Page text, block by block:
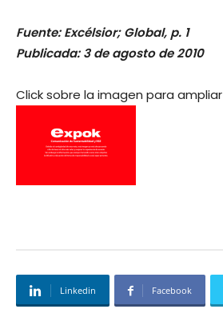
Fuente: Excélsior; Global, p. 1
Publicada: 3 de agosto de 2010
Click sobre la imagen para ampliar
Linkedin Facebook